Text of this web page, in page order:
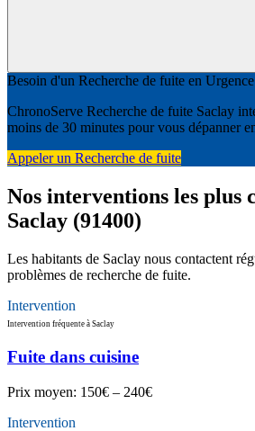
Besoin d'un Recherche de fuite en
ChronoServe Recherche de fuite Saclay
moins de 30 minutes pour vous dépanner
Appeler un Recherche de fuite
Nos interventions les plus
Saclay (91400)
Les habitants de Saclay nous contactent
problèmes de recherche de fuite.
Intervention
Intervention fréquente à Saclay
Fuite dans cuisine
Prix moyen: 150€ – 240€
Intervention